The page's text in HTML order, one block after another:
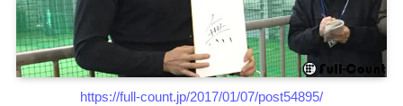
https://full-count.jp/2017/01/07/post54895/